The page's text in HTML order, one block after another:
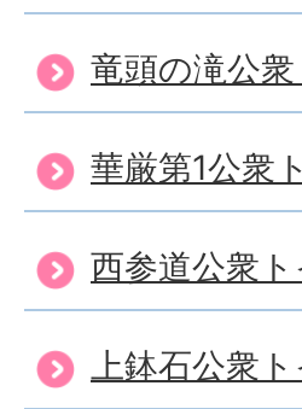
竜頭の滝公
華厳第1公衆
西参道公衆
上鉢石公衆